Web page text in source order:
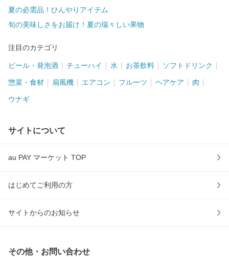
夏の必需品！ひんやりアイテム
旬の美味しさをお届け！夏の瑞々しい果物
注目のカテゴリ
ビール・発泡酒 チューハイ 水 お茶飲料 ソフトドリンク
惣菜・食材 扇風機 エアコン フルーツ ヘアケア 肉
ウナギ
サイトについて
au PAY マーケット TOP
はじめてご利用の方
サイトからのお知らせ
その他・お問い合わせ